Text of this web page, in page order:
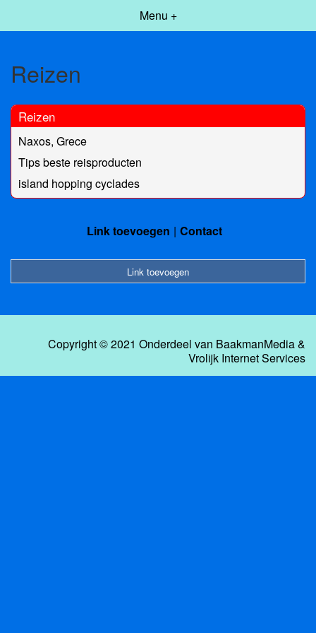
Menu +
Reizen
Reizen
Naxos, Grece
Tips beste reisproducten
island hopping cyclades
Link toevoegen Contact
Link toevoegen
Copyright © 2021 Onderdeel van BaakmanMedia&
Vrolijk Internet Services